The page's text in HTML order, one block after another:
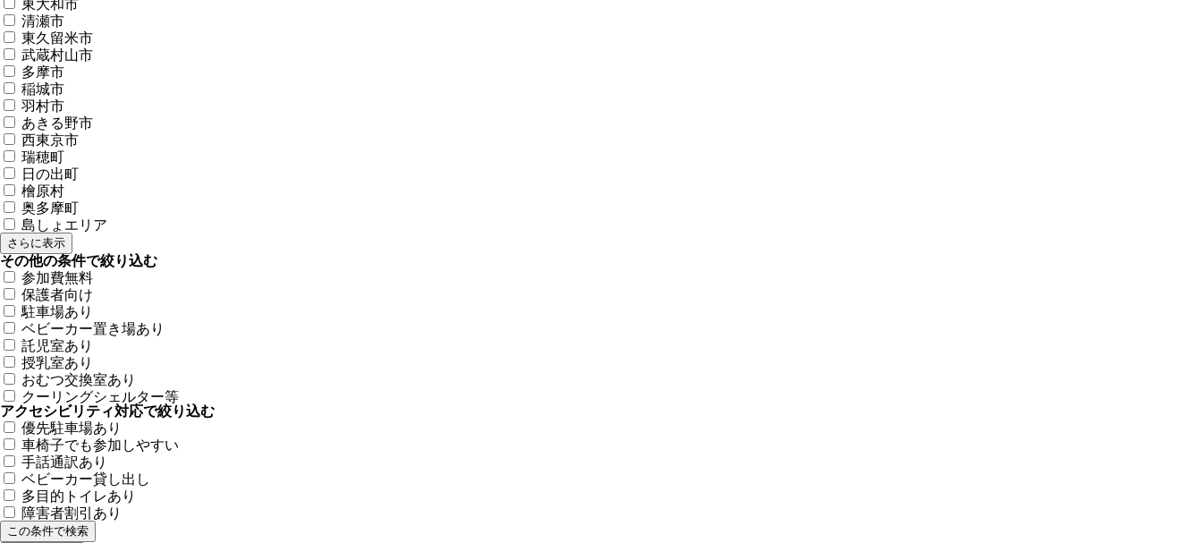
東大和市
清瀬市
東久留米市
武蔵村山市
多摩市
稲城市
羽村市
あきる野市
西東京市
瑞穂町
日の出町
檜原村
奥多摩町
島しょエリア
さらに表示
その他の条件で絞り込む
参加費無料
保護者向け
駐車場あり
ベビーカー置き場あり
託児室あり
授乳室あり
おむつ交換室あり
クーリングシェルター等
アクセシビリティ対応で絞り込む
優先駐車場あり
車椅子でも参加しやすい
手話通訳あり
ベビーカー貸し出し
多目的トイレあり
障害者割引あり